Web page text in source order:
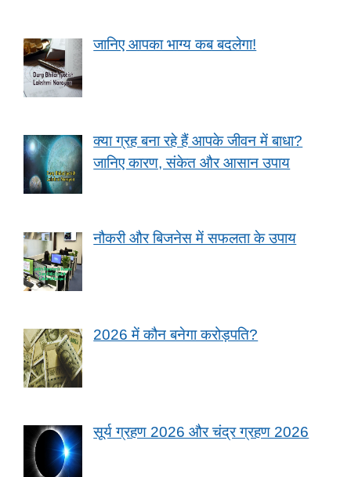
जानिए आपका भाग्य कब बदलेगा!
क्या ग्रह बना रहे हैं आपके जीवन में बाधा?
जानिए कारण, संकेत और आसान उपाय
नौकरी और बिजनेस में सफलता के उपाय
2026 में कौन बनेगा करोड़पति?
सूर्य ग्रहण 2026 और चंद्र ग्रहण 2026